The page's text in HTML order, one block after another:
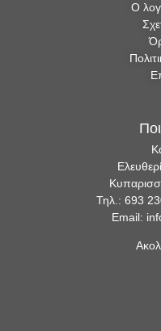
Ο
Τηλ.: 693
Email: